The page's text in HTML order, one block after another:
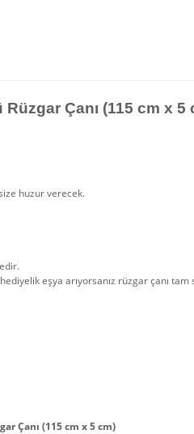
Çanı (115 cm x 5
huzur verecek.
eşya arıyorsanız rüzgar çanı
Çanı (115 cm x 5 cm)